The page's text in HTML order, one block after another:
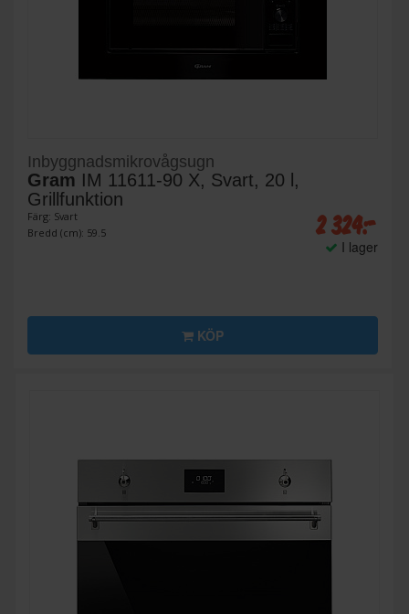
Inbyggnadsmikrovågsugn
Gram IM 11611-90 X, Svart, 20 l,
Grillfunktion
Färg: Svart
Bredd (cm): 59.5
2 324:-
I lager
KÖP